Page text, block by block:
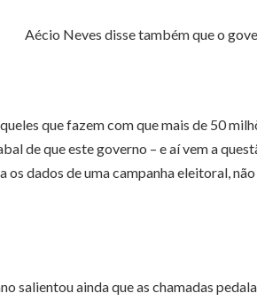
Aécio Neves disse também que o
que fazem com que mais de 50
de que este governo – e aí vem a
os dados de uma campanha eleitoral,
salientou ainda que as chamadas